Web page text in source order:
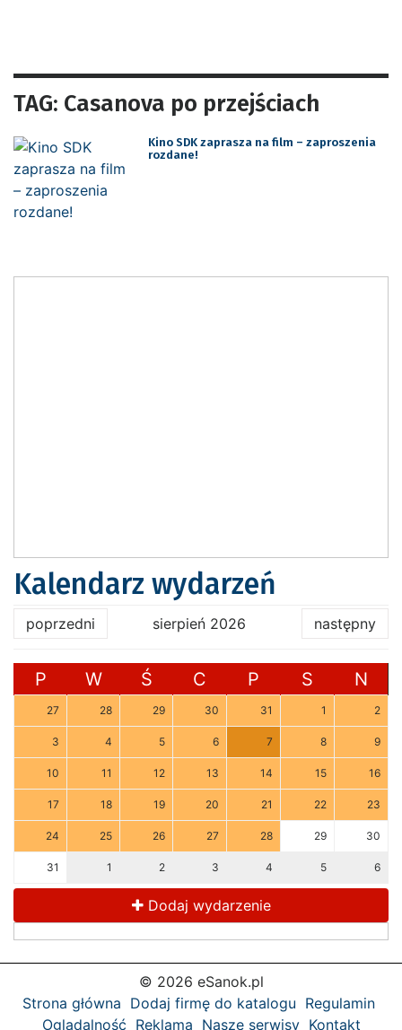
TAG: Casanova po przejściach
Kino SDK zaprasza na film – zaproszenia
rozdane!
Kalendarz wydarzeń
poprzedni sierpień 2026 następny
P W Ś C P S N
27 28 29 30 31 1 2
3 4 5 6 7 8 9
10 11 12 13 14 15 16
17 18 19 20 21 22 23
24 25 26 27 28 29 30
31 1 2 3 4 5 6
Dodaj wydarzenie
© 2026 eSanok.pl
Strona główna Dodaj firmę do katalogu Regulamin
Oglądalność Reklama Nasze serwisy Kontakt